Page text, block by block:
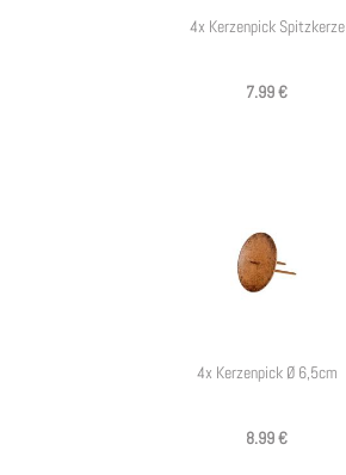
4x Kerzenpick Spitzkerze
7.99 €
4x Kerzenpick Ø 6,5cm
8.99 €